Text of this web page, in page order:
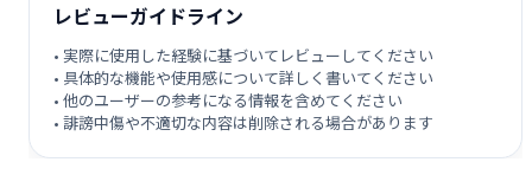
レビューガイドライン
• 実際に使用した経験に基づいてレビューしてください
• 具体的な機能や使用感について詳しく書いてください
• 他のユーザーの参考になる情報を含めてください
• 誹謗中傷や不適切な内容は削除される場合があります